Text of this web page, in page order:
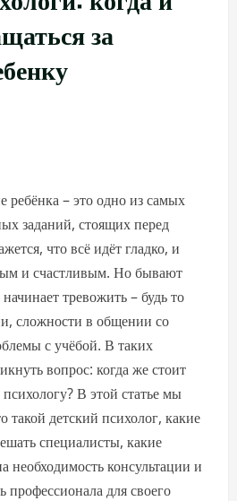
за
ребёнка – это одно из самых
заданий, стоящих перед
что всё идёт гладко, и
и счастливым. Но бывают
тревожить – будь то
сложности в общении со
с учёбой. В таких
вопрос: когда же стоит
В этой статье мы
такой детский психолог, какие
специалисты, какие
необходимость консультации и
профессионала для своего